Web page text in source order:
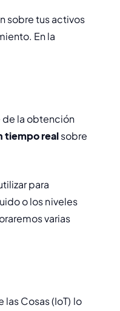
sobre tus activos
En la
de la obtención
tiempo real sobre
para
o los niveles
varias
Cosas (IoT) lo